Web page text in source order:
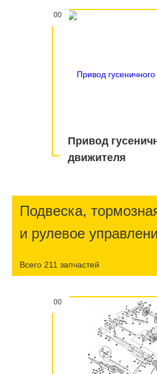
00
Привод
движителя
Подвеска,
и рулевое
Всего 211 запчастей
00